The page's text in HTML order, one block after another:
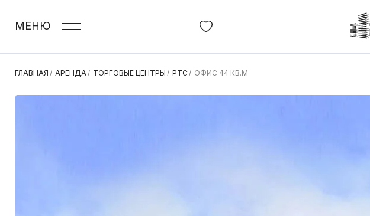
МЕНЮ
ГЛАВНАЯ / АРЕНДА/ ТОРГОВЫЕ ЦЕНТРЫ / РТС/ ОФИС 44 КВ.М